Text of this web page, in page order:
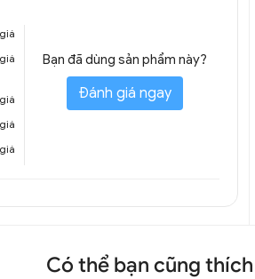
Bạn đã dùng sản phẩm này?
Đánh giá ngay
Có thể bạn cũng thích